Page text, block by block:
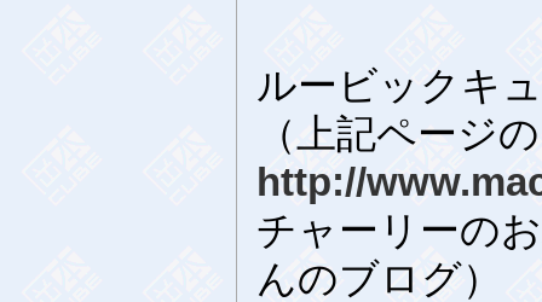
ルービックキ
（上記ページ
http://
チャーリーの
んのブログ）